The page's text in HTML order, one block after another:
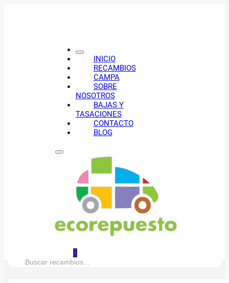
INICIO
RECAMBIOS
CAMPA
SOBRE
NOSOTROS
BAJAS Y
TASACIONES
CONTACTO
BLOG
0
Buscar: